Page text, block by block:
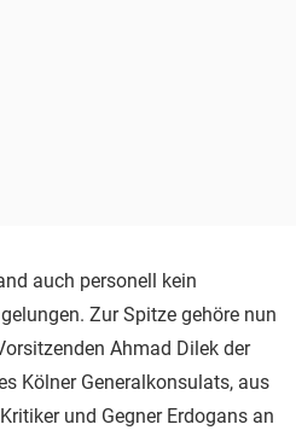
auch personell kein
Zur Spitze gehöre nun
Ahmad Dilek der
Kölner Generalkonsulats, aus
und Gegner Erdogans an